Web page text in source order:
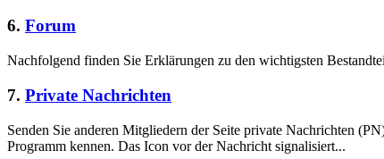
6. Forum
Nachfolgend finden Sie Erklärungen zu den wichtigsten
7. Private Nachrichten
Senden Sie anderen Mitgliedern der Seite private Nachrichten
Programm kennen. Das Icon vor der Nachricht signalisiert...